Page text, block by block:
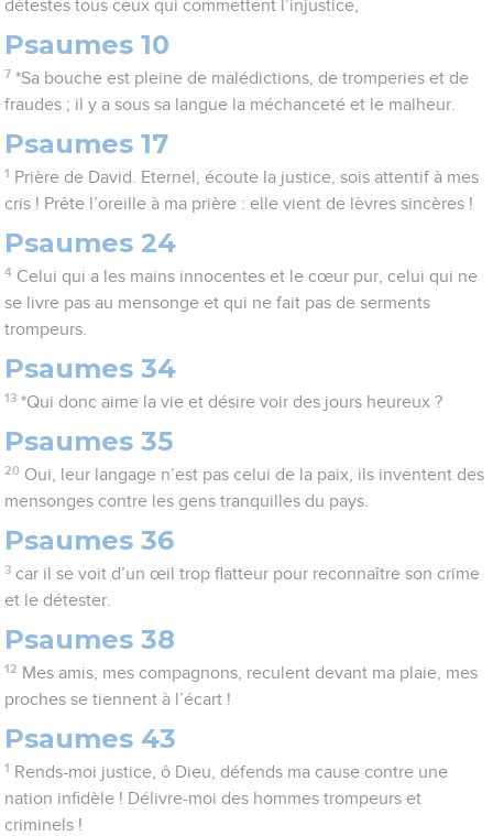
détestes tous ceux qui commettent l’injustice,
Psaumes 10
7 *Sa bouche est pleine de malédictions, de tromperies et de
fraudes ; il y a sous sa langue la méchanceté et le malheur.
Psaumes 17
1 Prière de David. Eternel, écoute la justice, sois attentif à mes
cris ! Prête l’oreille à ma prière : elle vient de lèvres sincères !
Psaumes 24
4 Celui qui a les mains innocentes et le cœur pur, celui qui ne
se livre pas au mensonge et qui ne fait pas de serments
trompeurs.
Psaumes 34
13 *Qui donc aime la vie et désire voir des jours heureux ?
Psaumes 35
20 Oui, leur langage n’est pas celui de la paix, ils inventent des
mensonges contre les gens tranquilles du pays.
Psaumes 36
3 car il se voit d’un œil trop flatteur pour reconnaître son crime
et le détester.
Psaumes 38
12 Mes amis, mes compagnons, reculent devant ma plaie, mes
proches se tiennent à l’écart !
Psaumes 43
1 Rends-moi justice, ô Dieu, défends ma cause contre une
nation infidèle ! Délivre-moi des hommes trompeurs et
criminels !